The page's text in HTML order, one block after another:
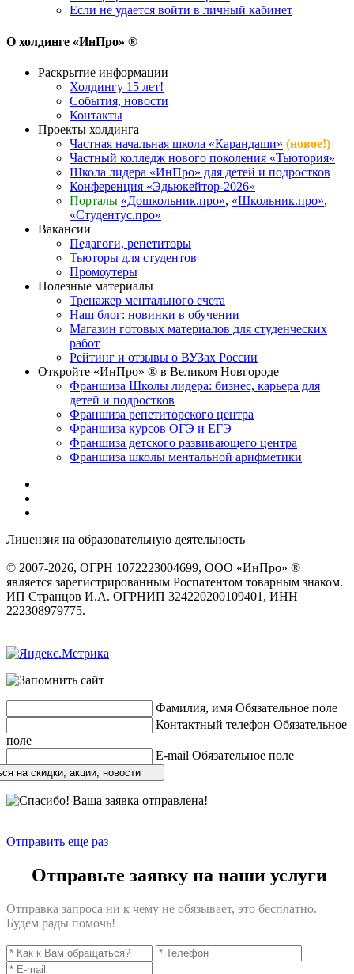
Если не удается войти в личный кабинет
О холдинге «ИнПро» ®
Раскрытие информации
Холдингу 15 лет!
События, новости
Контакты
Проекты холдинга
Частная начальная школа «Карандаши» (новое!)
Частный колледж нового поколения «Тьютория»
Школа лидера «ИнПро» для детей и подростков
Конференция «Эдьюкейтор-2026»
Порталы «Дошкольник.про», «Школьник.про»,
«Студентус.про»
Вакансии
Педагоги, репетиторы
Тьюторы для студентов
Промоутеры
Полезные материалы
Тренажер ментального счета
Наш блог: новинки в обучении
Магазин готовых материалов для студенческих
работ
Рейтинг и отзывы о ВУЗах России
Откройте «ИнПро» ® в Великом Новгороде
Франшиза Школы лидера: бизнес, карьера для
детей и подростков
Франшиза репетиторского центра
Франшиза курсов ОГЭ и ЕГЭ
Франшиза детского развивающего центра
Франшиза школы ментальной арифметики
Лицензия на образовательную деятельность
© 2007-2026, ОГРН 1072223004699, ООО «ИнПро» ®
является зарегистрированным Роспатентом товарным знаком.
ИП Странцов И.А. ОГРНИП 324220200109401, ИНН
222308979775.
Фамилия, имя Обязательное поле
Контактный телефон Обязательное
поле
E-mail Обязательное поле
на скидки, акции, новости
Отправить еще раз
Отправьте заявку на наши услуги
Отправка запроса ни к чему не обязывает, это бесплатно.
Будем рады помочь!